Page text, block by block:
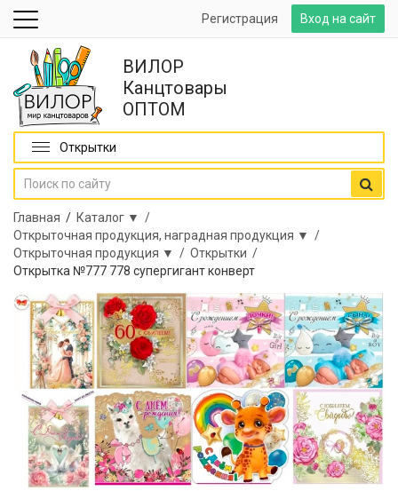
Вход на сайт
Регистрация
ВИЛОР
Канцтовары
ОПТОМ
Открытки
Главная / Каталог ▼ /
Открыточная продукция, наградная продукция ▼ /
Открыточная продукция ▼ / Открытки /
Открытка №777 778 супергигант конверт